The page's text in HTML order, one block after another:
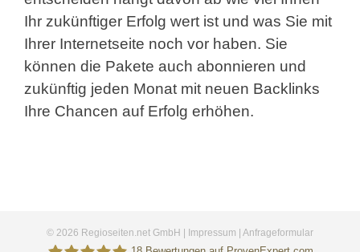
Ihr zukünftiger Erfolg wert ist und was Sie mit
Ihrer Internetseite noch vor haben. Sie
können die Pakete auch abonnieren und
zukünftig jeden Monat mit neuen Backlinks
Ihre Chancen auf Erfolg erhöhen.
© 2026 Regioseiten.net GmbH | Impressum Anfrageformular